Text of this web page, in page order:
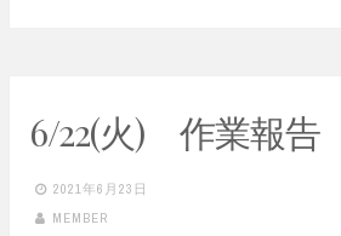
6/22(火) 作業報告
2021年6月23日
MEMBER